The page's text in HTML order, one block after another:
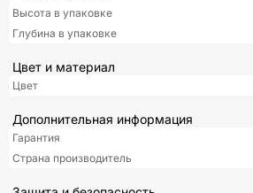
Высота в упаковке
Глубина в упаковке
Цвет и материал
Цвет
Дополнительная информация
Гарантия
Страна производитель